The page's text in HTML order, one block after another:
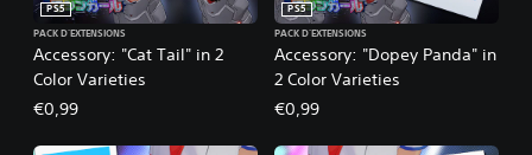
Accessory: "Cat Tail" in 2
Color Varieties
PS5
PACK D'EXTENSIONS
€0,99
Accessory: "Dopey Panda" in
2 Color Varieties
PS5
PACK D'EXTENSIONS
€0,99